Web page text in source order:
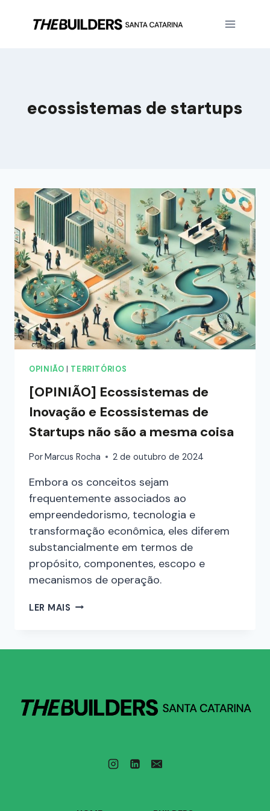
ecossistemas de startups
OPINIÃO TERRITÓRIOS
[OPINIÃO] Ecossistemas de
Inovação e Ecossistemas de
Startups não são a mesma coisa
PorMarcus Rocha 2 de outubro de 2024
Embora os conceitos sejam
frequentemente associados ao
empreendedorismo, tecnologia e
transformação econômica, eles diferem
substancialmente em termos de
propósito, componentes, escopo e
mecanismos de operação.
LER MAIS